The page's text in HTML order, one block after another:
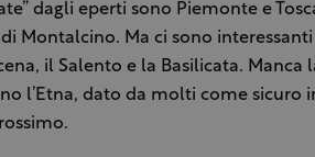
dagli eperti sono Piemonte e
Montalcino. Ma ci sono
il Salento e la Basilicata.
l’Etna, dato da molti come sicuro